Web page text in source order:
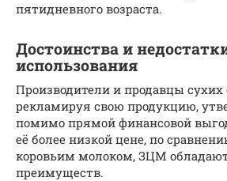
пятидневного возраста.
Достоинства и
использования
Производители и продавцы
рекламируя свою продукцию,
помимо прямой финансовой
её более низкой цене, по
коровьим молоком, ЗЦМ
преимуществ.